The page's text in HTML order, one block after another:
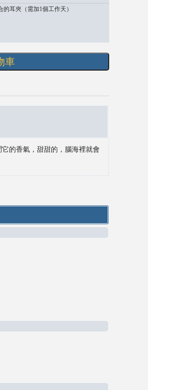
耳夾（需加1個工作天）
車
的香氣，甜甜的，腦海裡就會